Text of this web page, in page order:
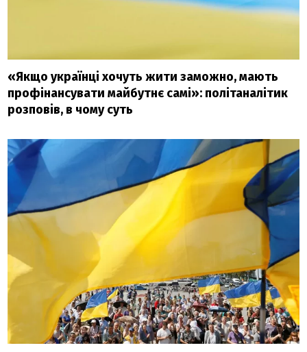
«Якщо українці хочуть жити заможно, мають
профінансувати майбутнє самі»: політаналітик
розповів, в чому суть